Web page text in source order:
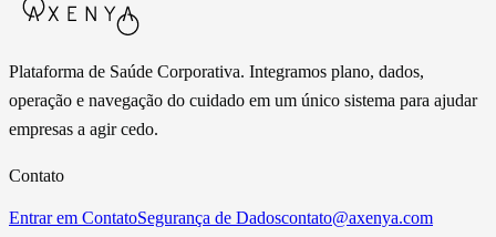
Plataforma de Saúde Corporativa. Integramos plano, dados,
operação e navegação do cuidado em um único sistema para ajudar
empresas a agir cedo.
Contato
Entrar em ContatoSegurança de Dadoscontato@axenya.com